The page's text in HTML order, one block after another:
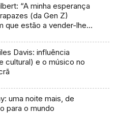
“A minha esperança
(da Gen Z)
que estão a vender-lhes
Davis: influência
cultural) e o músico no
uma noite mais, de
para o mundo